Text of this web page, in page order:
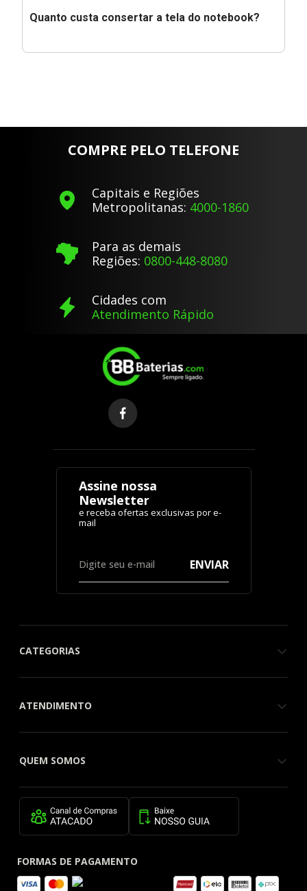
Quanto custa consertar a tela do notebook?
COMPRE PELO TELEFONE
Capitais e Regiões
Metropolitanas: 4000-1860
Para as demais
Regiões: 0800-448-8080
Cidades com
Atendimento Rápido
Assine nossa
Newsletter
ENVIAR
CATEGORIAS
ATENDIMENTO
QUEM SOMOS
FORMAS DE PAGAMENTO